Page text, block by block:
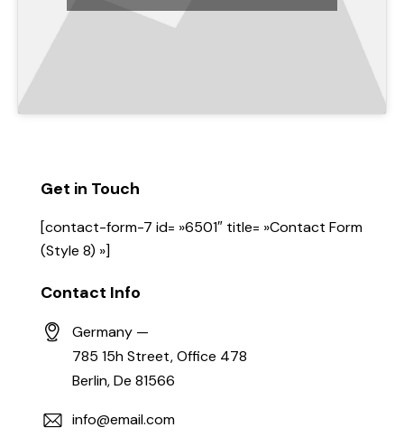
Get in Touch
[contact-form-7 id= »6501″ title= »Contact Form
(Style 8) »]
Contact Info
Germany —
785 15h Street, Office 478
Berlin, De 81566
info@email.com